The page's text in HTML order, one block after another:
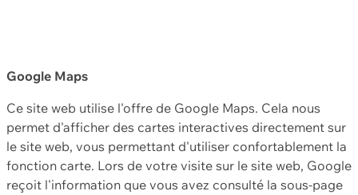
Google Maps
Ce site web utilise l'offre de Google Maps. Cela nous
permet d'afficher des cartes interactives directement sur
le site web, vous permettant d'utiliser confortablement la
fonction carte. Lors de votre visite sur le site web, Google
reçoit l'information que vous avez consulté la sous-page